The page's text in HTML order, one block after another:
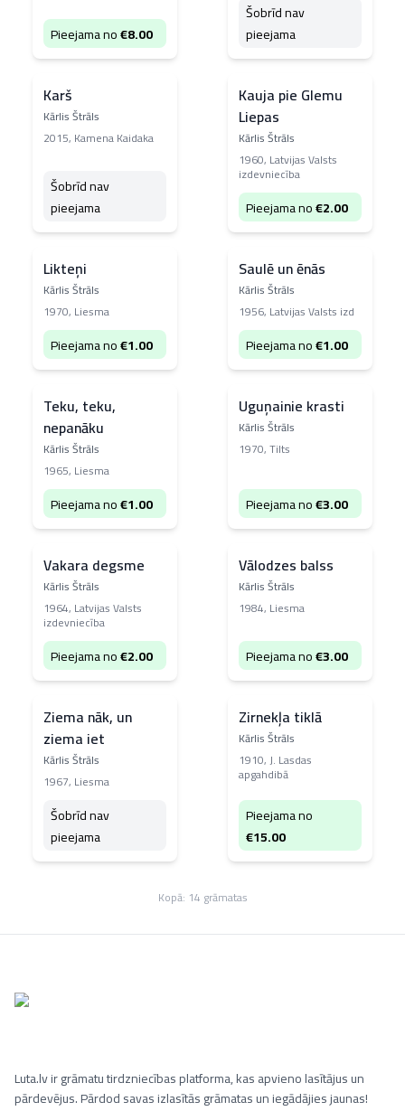
Pieejama no€8.00
Šobrīd nav
pieejama
Karš
Kārlis Štrāls
2015, Kamena Kaidaka
Šobrīd nav
pieejama
Kauja pie Glemu
Liepas
Kārlis Štrāls
1960, Latvijas Valsts
izdevniecība
Pieejama no€2.00
Likteņi
Kārlis Štrāls
1970, Liesma
Pieejama no€1.00
Saulē un ēnās
Kārlis Štrāls
1956, Latvijas Valsts izd
Pieejama no€1.00
Teku, teku,
nepanāku
Kārlis Štrāls
1965, Liesma
Pieejama no€1.00
Uguņainie krasti
Kārlis Štrāls
1970,Tilts
Pieejama no€3.00
Vakara degsme
Kārlis Štrāls
1964, Latvijas Valsts
izdevniecība
Pieejama no€2.00
Vālodzes balss
Kārlis Štrāls
1984, Liesma
Pieejama no€3.00
Ziema nāk, un
ziema iet
Kārlis Štrāls
1967, Liesma
Šobrīd nav
pieejama
Zirnekļa tiklā
Kārlis Štrāls
1910,J. Lasdas
apgahdibā
Pieejama no
€15.00
Kopā: 14 grāmatas
Luta.lv ir grāmatu tirdzniecības platforma, kas apvieno lasītājus un
pārdevējus. Pārdod savas izlasītās grāmatas un iegādājies jaunas!